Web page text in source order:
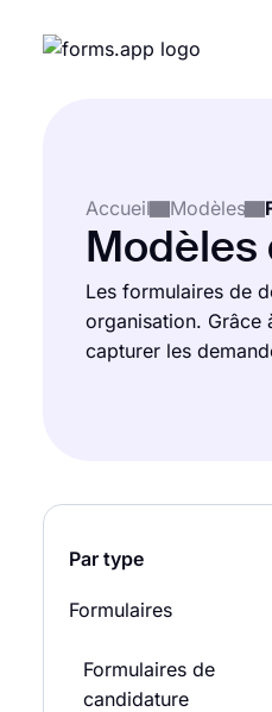
Accueil Modèles
Les formulaires de
organisation. Grâce
capturer les
Par type
Formulaires
Formulaires de
candidature